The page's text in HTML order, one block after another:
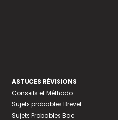
ASTUCES RÉVISIONS
Conseils et Méthodo
Sujets probables Brevet
Sujets Probables Bac